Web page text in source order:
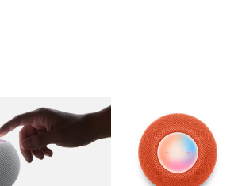
图库 图像 图库 图像